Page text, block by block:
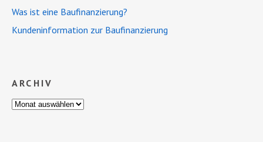
Was ist eine Baufinanzierung?
Kundeninformation zur Baufinanzierung
ARCHIV